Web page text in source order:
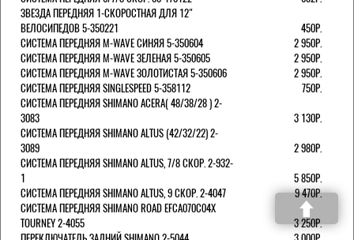
ЗВЕЗДА ПЕРЕДНЯЯ 1-СКОРОСТНАЯ ДЛЯ 12"
ВЕЛОСИПЕДОВ 5-350221
450Р.
СИСТЕМА ПЕРЕДНЯЯ M-WAVE СИНЯЯ 5-350604
2 950Р.
СИСТЕМА ПЕРЕДНЯЯ M-WAVE ЗЕЛЕНАЯ 5-350605
2 950Р.
СИСТЕМА ПЕРЕДНЯЯ M-WAVE ЗОЛОТИСТАЯ 5-350606
2 950Р.
СИСТЕМА ПЕРЕДНЯЯ SINGLESPEED 5-358112
750Р.
СИСТЕМА ПЕРЕДНЯЯ SHIMANO ACERA( 48/38/28 ) 2-
3083
3 130Р.
СИСТЕМА ПЕРЕДНЯЯ SHIMANO ALTUS (42/32/22) 2-
3089
2 980Р.
СИСТЕМА ПЕРЕДНЯЯ SHIMANO ALTUS, 7/8 СКОР. 2-932-
1
5 850Р.
СИСТЕМА ПЕРЕДНЯЯ SHIMANO ALTUS, 9 СКОР. 2-4047
9 470Р.
СИСТЕМА ПЕРЕДНЯЯ SHIMANO ROAD EFCA070C04X
TOURNEY 2-4055
3 250Р.